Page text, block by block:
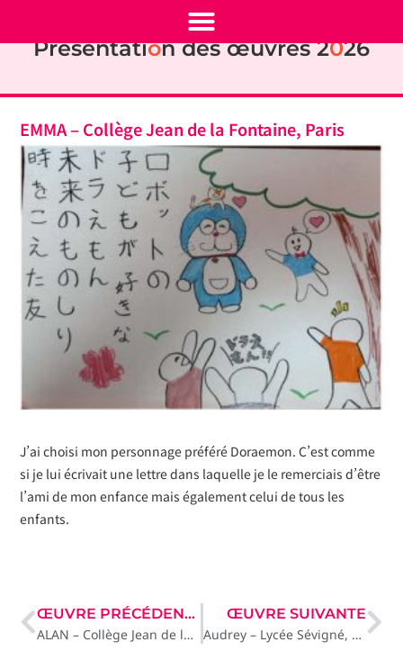
Présentation des œuvres 2026
EMMA – Collège Jean de la Fontaine, Paris
J’ai choisi mon personnage préféré Doraemon. C’est comme
si je lui écrivait une lettre dans laquelle je le remerciais d’être
l’ami de mon enfance mais également celui de tous les
enfants.
ŒUVRE PRÉCÉDENTE
ALAN – Collège Jean de la Fontaine, Paris
ŒUVRE SUIVANTE
Audrey – Lycée Sévigné, Cesson-Sévigné